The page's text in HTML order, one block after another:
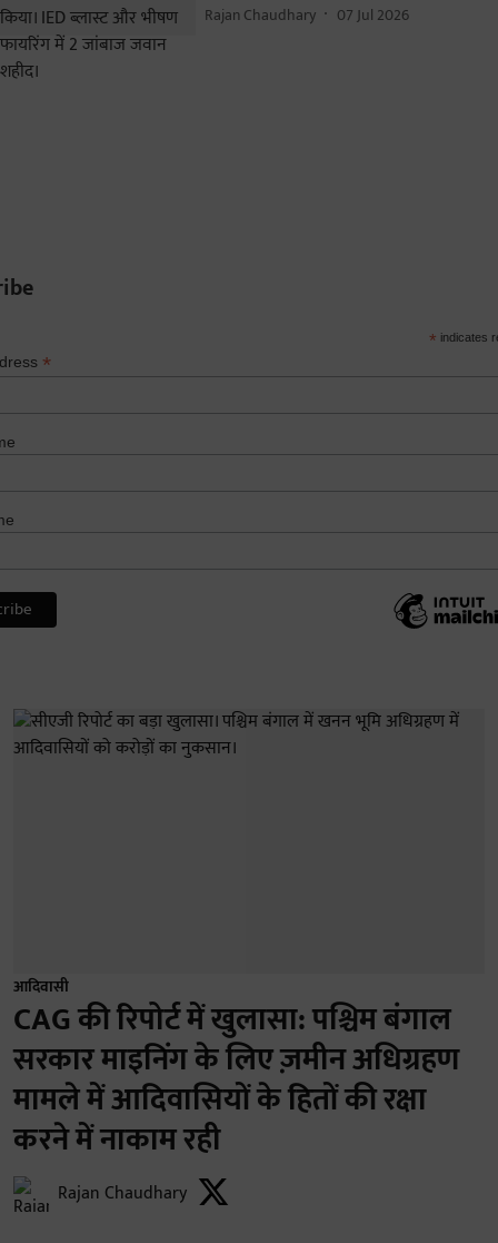
Rajan Chaudhary 07 Jul 2026
* indicates
*
आदिवासी
CAG की रिपोर्ट में खुलासा: पश्चिम बंगाल
सरकार माइनिंग के लिए ज़मीन अधिग्रहण
मामले में आदिवासियों के हितों की रक्षा
करने में नाकाम रही
Rajan Chaudhary